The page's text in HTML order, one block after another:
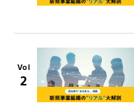
Vol
2